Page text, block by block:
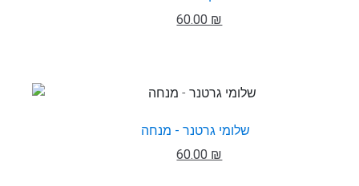
60.00 ₪
שלומי גרטנר - מנחה
60.00 ₪